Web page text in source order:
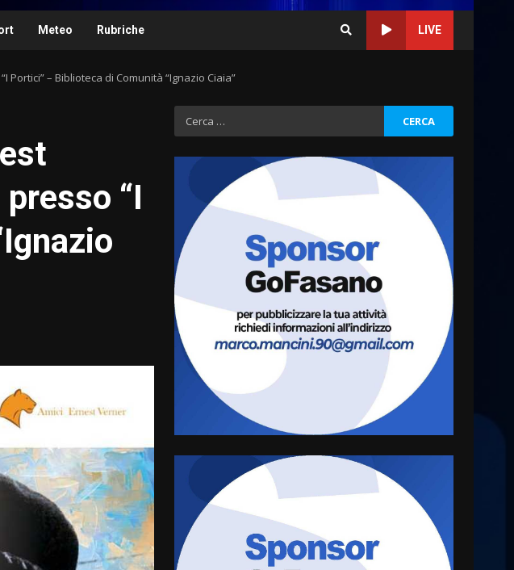
Meteo Rubriche LIVE
– Biblioteca di Comunità “Ignazio Ciaia”
“I
Ricerca
per:
Fasanese ferito a colpi di
arma da fuoco
6 Agosto 2026 18:13
4
Carta d’identità: continua il
piano di aperture
straordinarie del Comune di
Fasano
6 Agosto 2026 14:16
5
Grazia Neglia, coordinatrice
cittadina di Fratelli d’Italia,
pronta a tornare in Consiglio
6 Agosto 2026 08:00
Cura dei beni comuni e
cittadinanza attiva: online
l’avviso per la gestione
condivisa della Villetta di
Laureto